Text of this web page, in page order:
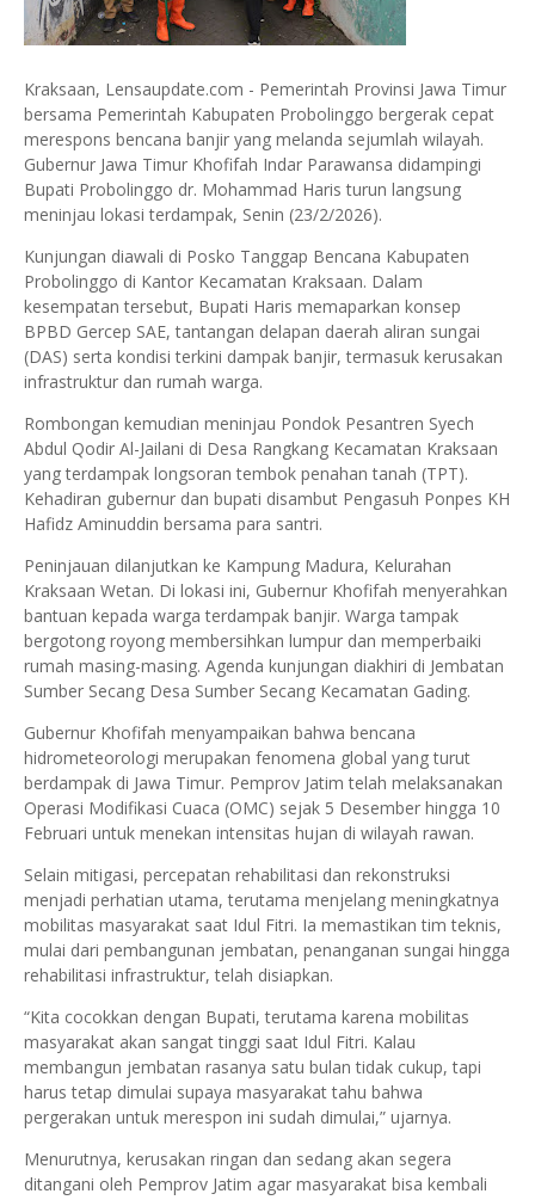
Kraksaan, Lensaupdate.com - Pemerintah Provinsi Jawa Timur
bersama Pemerintah Kabupaten Probolinggo bergerak cepat
merespons bencana banjir yang melanda sejumlah wilayah.
Gubernur Jawa Timur Khofifah Indar Parawansa didampingi
Bupati Probolinggo dr. Mohammad Haris turun langsung
meninjau lokasi terdampak, Senin (23/2/2026).
Kunjungan diawali di Posko Tanggap Bencana Kabupaten
Probolinggo di Kantor Kecamatan Kraksaan. Dalam
kesempatan tersebut, Bupati Haris memaparkan konsep
BPBD Gercep SAE, tantangan delapan daerah aliran sungai
(DAS) serta kondisi terkini dampak banjir, termasuk kerusakan
infrastruktur dan rumah warga.
Rombongan kemudian meninjau Pondok Pesantren Syech
Abdul Qodir Al-Jailani di Desa Rangkang Kecamatan Kraksaan
yang terdampak longsoran tembok penahan tanah (TPT).
Kehadiran gubernur dan bupati disambut Pengasuh Ponpes KH
Hafidz Aminuddin bersama para santri.
Peninjauan dilanjutkan ke Kampung Madura, Kelurahan
Kraksaan Wetan. Di lokasi ini, Gubernur Khofifah menyerahkan
bantuan kepada warga terdampak banjir. Warga tampak
bergotong royong membersihkan lumpur dan memperbaiki
rumah masing-masing. Agenda kunjungan diakhiri di Jembatan
Sumber Secang Desa Sumber Secang Kecamatan Gading.
Gubernur Khofifah menyampaikan bahwa bencana
hidrometeorologi merupakan fenomena global yang turut
berdampak di Jawa Timur. Pemprov Jatim telah melaksanakan
Operasi Modifikasi Cuaca (OMC) sejak 5 Desember hingga 10
Februari untuk menekan intensitas hujan di wilayah rawan.
Selain mitigasi, percepatan rehabilitasi dan rekonstruksi
menjadi perhatian utama, terutama menjelang meningkatnya
mobilitas masyarakat saat Idul Fitri. Ia memastikan tim teknis,
mulai dari pembangunan jembatan, penanganan sungai hingga
rehabilitasi infrastruktur, telah disiapkan.
“Kita cocokkan dengan Bupati, terutama karena mobilitas
masyarakat akan sangat tinggi saat Idul Fitri. Kalau
membangun jembatan rasanya satu bulan tidak cukup, tapi
harus tetap dimulai supaya masyarakat tahu bahwa
pergerakan untuk merespon ini sudah dimulai,” ujarnya.
Menurutnya, kerusakan ringan dan sedang akan segera
ditangani oleh Pemprov Jatim agar masyarakat bisa kembali